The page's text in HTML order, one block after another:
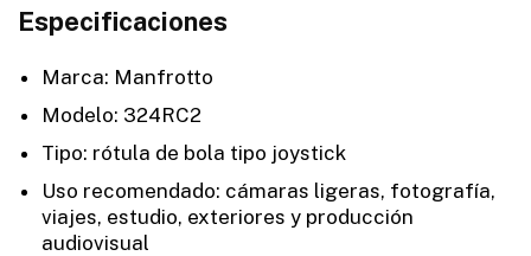
Especificaciones
Marca: Manfrotto
Modelo: 324RC2
Tipo: rótula de bola tipo joystick
Uso recomendado: cámaras ligeras, fotografía,
viajes, estudio, exteriores y producción
audiovisual